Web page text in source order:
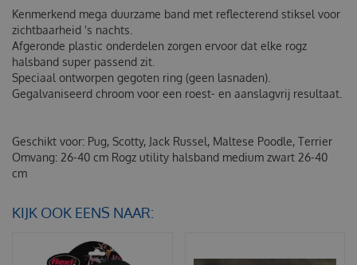
Kenmerkend mega duurzame band met reflecterend stiksel voor
zichtbaarheid 's nachts.
Afgeronde plastic onderdelen zorgen ervoor dat elke rogz
halsband super passend zit.
Speciaal ontworpen gegoten ring (geen lasnaden).
Gegalvaniseerd chroom voor een roest- en aanslagvrij resultaat.
Geschikt voor: Pug, Scotty, Jack Russel, Maltese Poodle, Terrier
Omvang: 26-40 cm Rogz utility halsband medium zwart 26-40
cm
KIJK OOK EENS NAAR: